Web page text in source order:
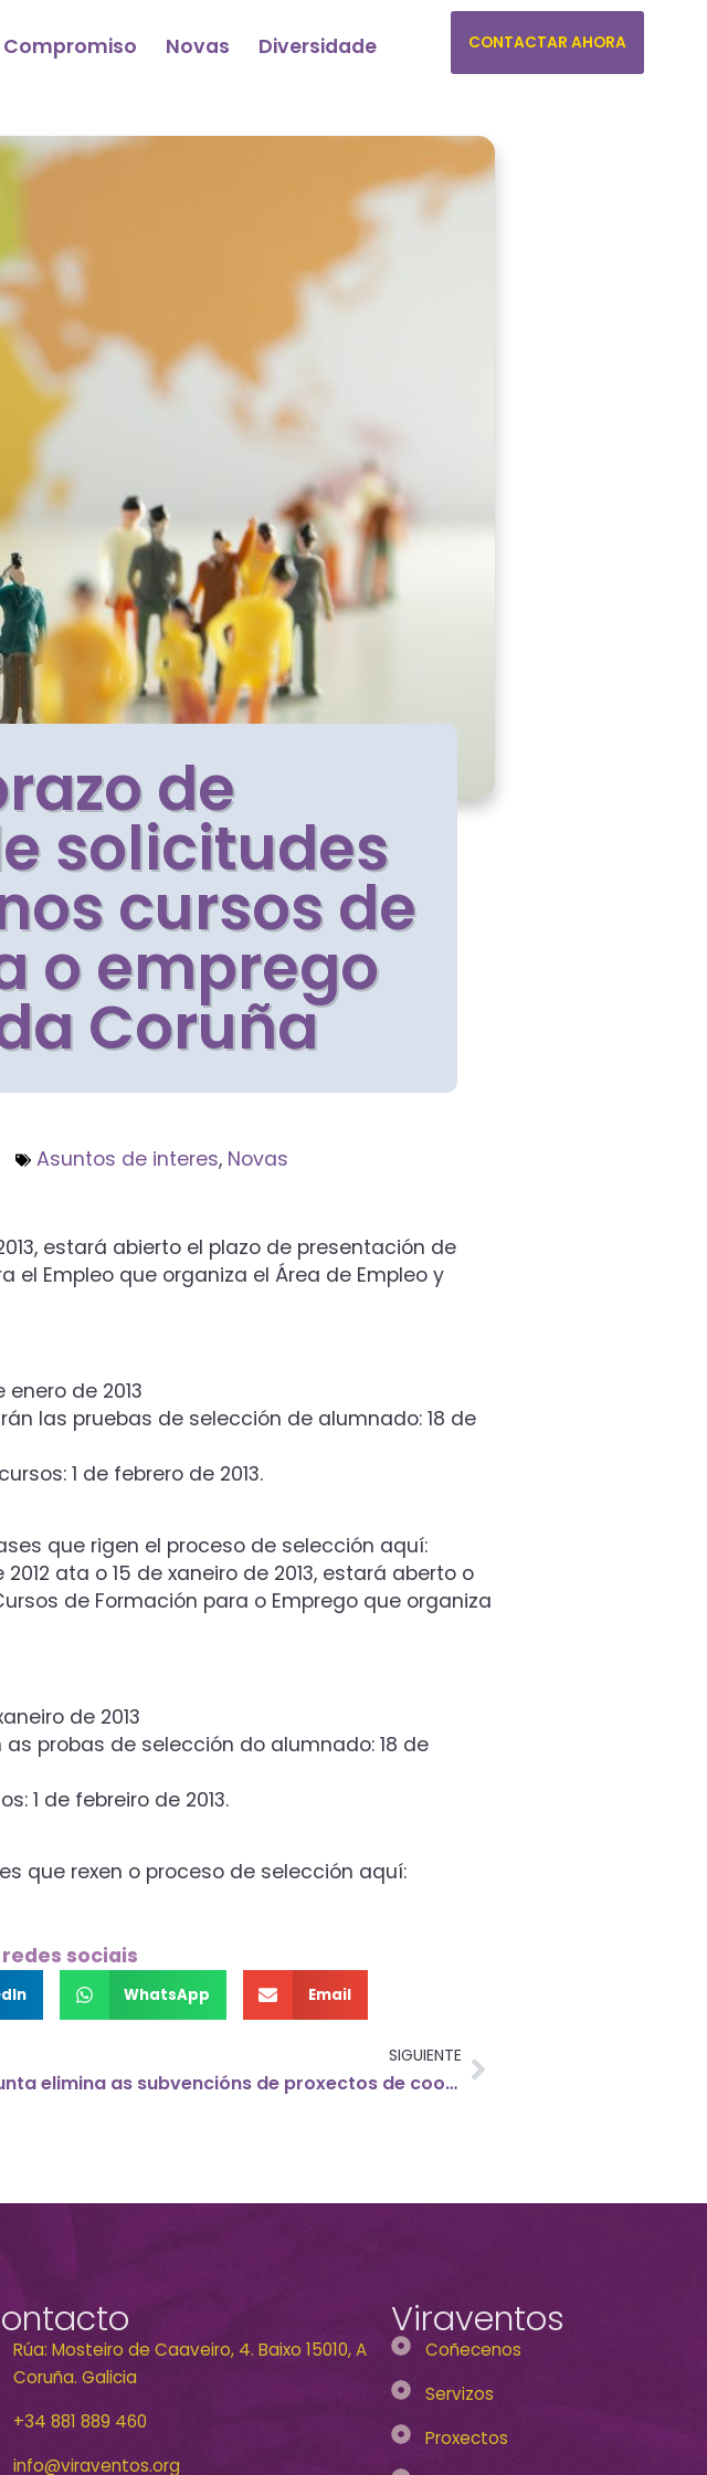
Compromiso Novas Diversidade CONTACTAR AHORA
de
solicitudes
cursos de
o emprego
Coruña
Asuntos de interes, Novas
estará abierto el plazo de presentación de
Empleo que organiza el Área de Empleo y
de 2013
las pruebas de selección de alumnado: 18 de
1 de febrero de 2013.
que rigen el proceso de selección aquí:
ata o 15 de xaneiro de 2013, estará aberto o
de Formación para o Emprego que organiza
de 2013
probas de selección do alumnado: 18 de
1 de febreiro de 2013.
que rexen o proceso de selección aquí:
sociais
WhatsApp Email
SIGUIENTE
A Xunta elimina as subvencións de proxectos de cooperación ao desenvolvemento
Rúa: Mosteiro de Caaveiro, 4. Baixo 15010, A
Coruña. Galicia
+34 881 889 460
info@viraventos.org
Viraventos
Coñecenos
Servizos
Proxectos